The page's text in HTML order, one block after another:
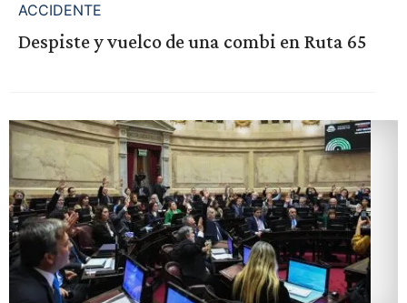
ACCIDENTE
Despiste y vuelco de una combi en Ruta 65